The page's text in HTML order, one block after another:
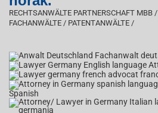
RECHTSANWÄLTE PARTNERSCHAFT MBB /
FACHANWÄLTE / PATENTANWÄLTE /
Spanish